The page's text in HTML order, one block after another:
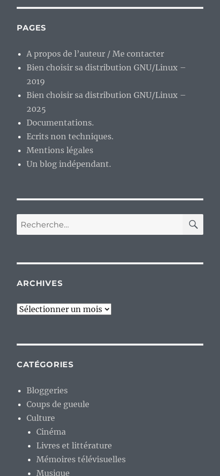
PAGES
A propos de l’auteur / Me contacter
Bien choisir sa distribution GNU/Linux –
2019
Bien choisir sa distribution GNU/Linux –
2025
Documentations.
Ecrits non techniques.
Mentions légales
Un blog indépendant.
Recherche
pour :
ARCHIVES
Archives
CATÉGORIES
Bloggeries
Coups de gueule
Culture
Cinéma
Livres et littérature
Mémoires télévisuelles
Musique